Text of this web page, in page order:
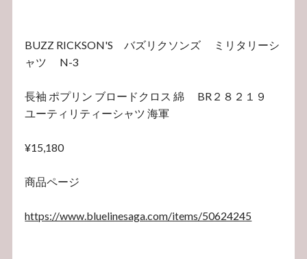
BUZZ RICKSON'S バズリクソンズ ミリタリーシ
ャツ N-3
長袖 ポプリン ブロードクロス 綿 BR２８２１９
ユーティリティーシャツ 海軍
¥15,180
商品ページ
https://www.bluelinesaga.com/items/50624245